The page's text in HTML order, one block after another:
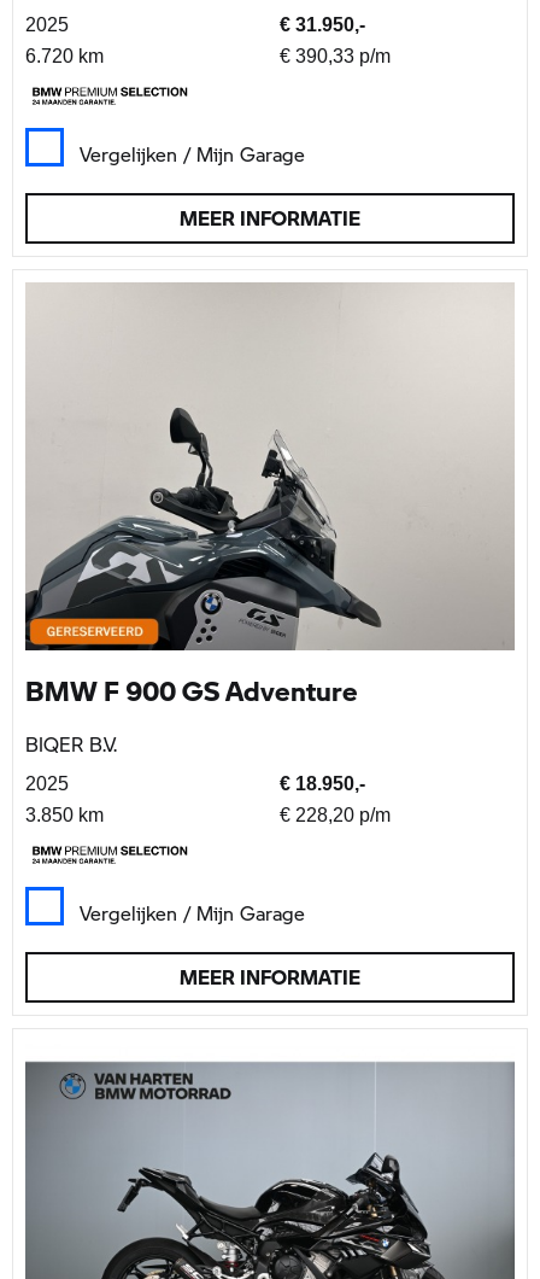
2025
€ 31.950,-
6.720 km
€ 390,33 p/m
Vergelijken / Mijn Garage
MEER INFORMATIE
BMW F 900 GS Adventure
BIQER B.V.
2025
€ 18.950,-
3.850 km
€ 228,20 p/m
Vergelijken / Mijn Garage
MEER INFORMATIE